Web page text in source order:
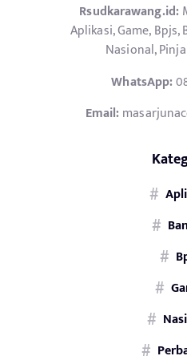
Rsudkarawang.id:
Aplikasi, Game, Bpjs,
Nasional,
WhatsApp:
Email: